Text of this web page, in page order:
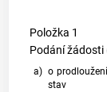
Položka 1
Podání
a) o
stav